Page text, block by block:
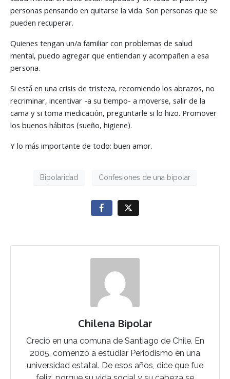
personas pensando en quitarse la vida. Son personas que se
pueden recuperar.
Quienes tengan un/a familiar con problemas de salud
mental, puedo agregar que entiendan y acompañen a esa
persona.
Si está en una crisis de tristeza, recomiendo los abrazos, no
recriminar, incentivar -a su tiempo- a moverse, salir de la
cama y si toma medicación, preguntarle si lo hizo. Promover
los buenos hábitos (sueño, higiene).
Y lo más importante de todo: buen amor.
Bipolaridad Confesiones de una bipolar
Chilena Bipolar
Creció en una comuna de Santiago de Chile. En
2005, comenzó a estudiar Periodismo en una
universidad estatal. De esos años, dice que fue